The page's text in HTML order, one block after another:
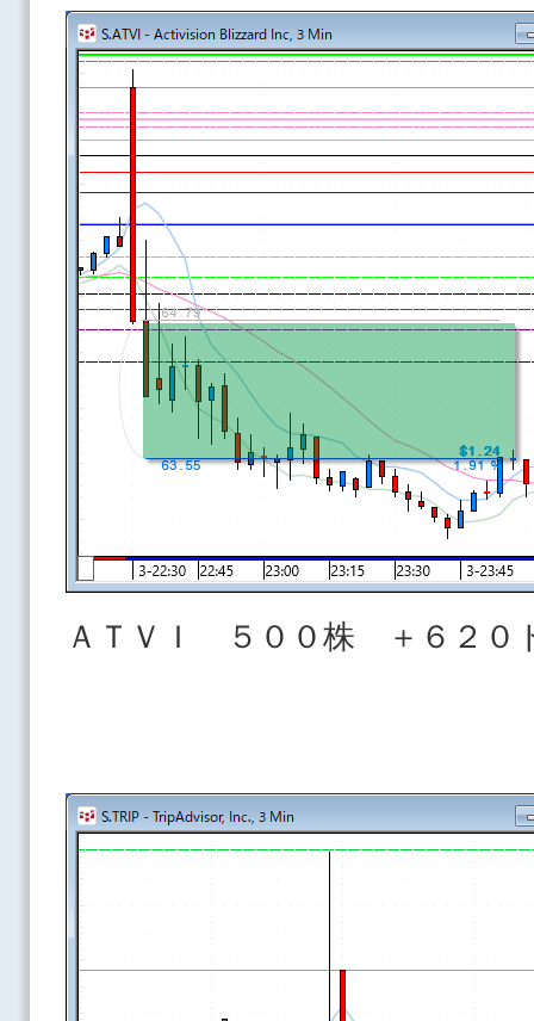
ＡＴＶＩ ５００株 ＋６２０